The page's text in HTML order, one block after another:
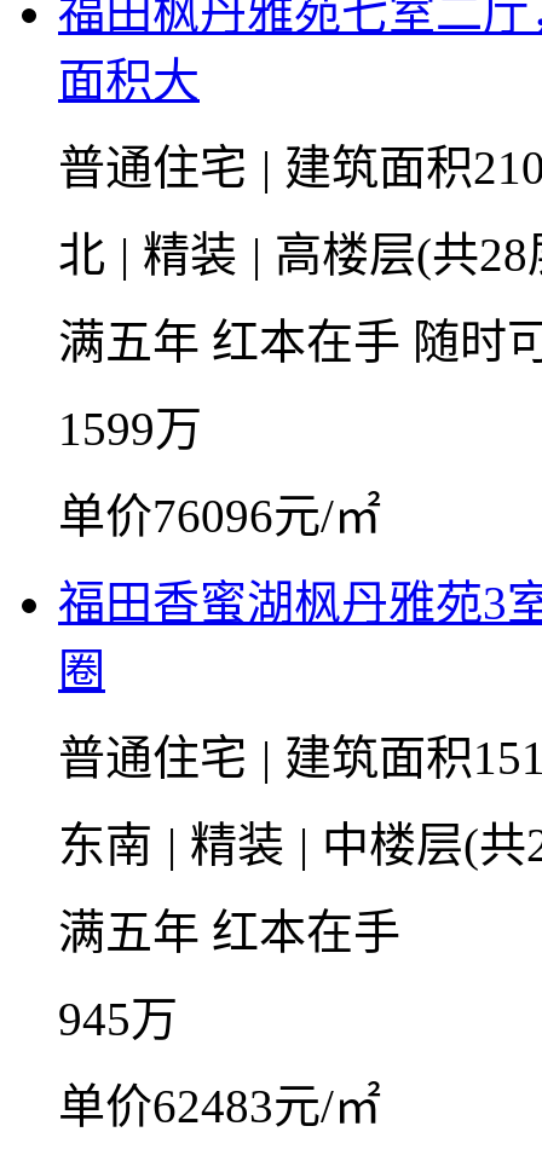
福田枫丹雅苑七室二
面积大
普通住宅 | 建筑面积
北 | 精装 | 高楼层(共
满五年 红本在手 随时
1599万
单价76096元/㎡
福田香蜜湖枫丹雅苑3
圈
普通住宅 | 建筑面积
东南 | 精装 | 中楼层(
满五年 红本在手
945万
单价62483元/㎡